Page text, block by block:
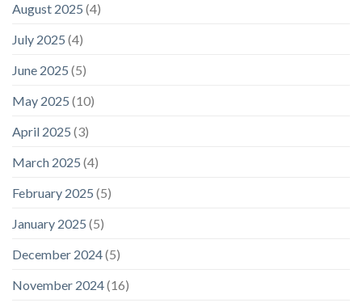
August 2025 (4)
July 2025 (4)
June 2025 (5)
May 2025 (10)
April 2025 (3)
March 2025 (4)
February 2025 (5)
January 2025 (5)
December 2024(5)
November 2024(16)